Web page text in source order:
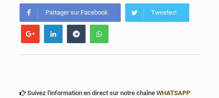
Partager sur Facebook Tweetez!
Suivez l'information en direct sur notre chaîne WHATSAPP